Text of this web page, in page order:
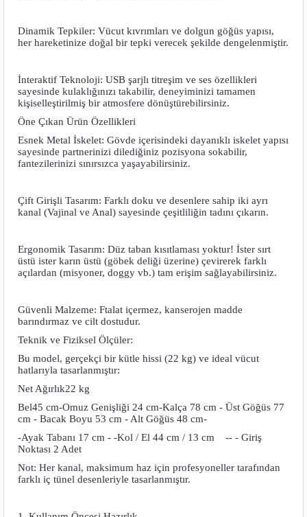
Dinamik Tepkiler: Vücut kıvrımları ve dolgun göğüs yapısı,
her hareketinize doğal bir tepki verecek şekilde dengelenmiştir.
İnteraktif Teknoloji: USB şarjlı titreşim ve ses özellikleri
sayesinde kulaklığınızı takabilir, deneyiminizi tamamen
kişiselleştirilmiş bir atmosfere dönüştürebilirsiniz.
Öne Çıkan Ürün Özellikleri
Esnek Metal İskelet: Gövde içerisindeki dayanıklı iskelet yapısı
sayesinde partnerinizi dilediğiniz pozisyona sokabilir,
fantezilerinizi sınırsızca yaşayabilirsiniz.
Çift Girişli Tasarım: Farklı doku ve desenlere sahip iki ayrı
kanal (Vajinal ve Anal) sayesinde çeşitliliğin tadını çıkarın.
Ergonomik Tasarım: Düz taban kısıtlaması yoktur! İster sırt
üstü ister karın üstü (göbek deliği üzerine) çevirerek farklı
açılardan (misyoner, doggy vb.) tam erişim sağlayabilirsiniz.
Güvenli Malzeme: Ftalat içermez, kanserojen madde
barındırmaz ve cilt dostudur.
Teknik ve Fiziksel Ölçüler:
Bu model, gerçekçi bir kütle hissi (22 kg) ve ideal vücut
hatlarıyla tasarlanmıştır:
Net Ağırlık22 kg
Bel45 cm-Omuz Genişliği 24 cm-Kalça 78 cm - Üst Göğüs 77
cm - Bacak Boyu 53 cm - Alt Göğüs 48 cm-
-Ayak Tabanı 17 cm - -Kol / El 44 cm / 13 cm -- - Giriş
Noktası 2 Adet
Not: Her kanal, maksimum haz için profesyoneller tarafından
farklı iç tünel desenleriyle tasarlanmıştır.